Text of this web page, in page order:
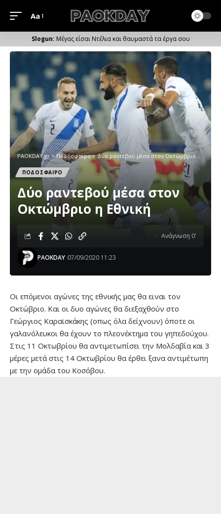
Μέγεθος
Γραμματοσειράς
Aa
Μέγας είσαι Ντέλια και θαυμαστά τα έργα σου
PAOKDAY.gr>Ποδόσφαιρο>Δύο ραντεβού μέσα στον Οκτώμβριο η Εθνική
ΠΟΔΟΣΦΑΙΡΟ
Δύο ραντεβού μέσα στον
Οκτώμβριο η Εθνική
PAOKDAY 07/09/2020 11:23
Ανάγνωση 0'
Οι επόμενοι αγώνες της εθνικής μας θα ειναι τον
Οκτώβριο. Και οι δυο αγώνες θα διεξαχθούν στο
Γεώργιος Καραϊσκάκης (οπως όλα δείχνουν) όποτε οι
γαλανόλευκοι θα έχουν το πλεονέκτημα του γηπεδούχου.
Στις 11 Οκτωβρίου θα αντιμετωπίσει την Μολδαβία και 3
μέρες μετά στις 14 Οκτωβρίου θα έρθει ξανα αντιμέτωπη
με την ομάδα του Κοσόβου.